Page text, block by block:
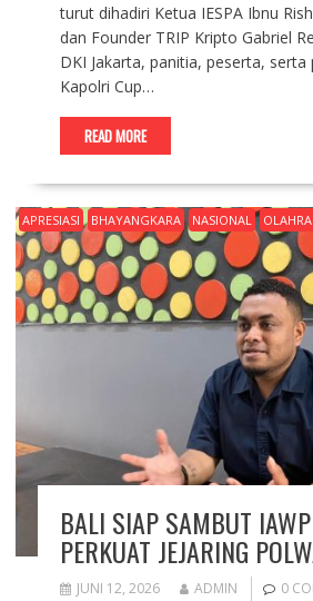
turut dihadiri Ketua IESPA Ibnu
dan Founder TRIP Kripto Gabriel
DKI Jakarta, panitia, peserta, serta
Kapolri Cup…
READ MORE
APRESIASI BHAYANGKARA NASIONAL
BALI SIAP SAMBUT
PERKUAT JEJARING
JUNI 12, 2026 ADMIN 0